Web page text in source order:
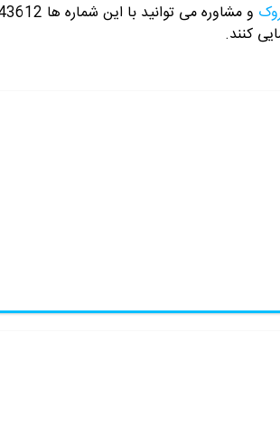
و مشاوره می توانید با این شماره ها 09358343612 / 02165389693
کنند.